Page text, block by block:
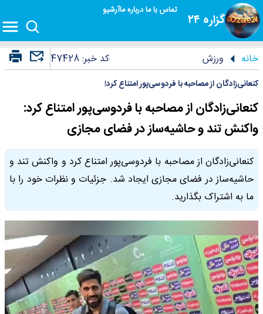
گزاره ۲۴
تماس با مادرباره ماآرشیو
خانه ورزش کد خبر:47428
کنعانی‌زادگان از مصاحبه با فردوسی‌پور امتناع کرد!
کنعانی‌زادگان از مصاحبه با فردوسی‌پور امتناع کرد:
واکنش تند و حاشیه‌ساز در فضای مجازی
کنعانی‌زادگان از مصاحبه با فردوسی‌پور امتناع کرد و واکنش تند و
حاشیه‌ساز در فضای مجازی ایجاد شد. جزئیات و نظرات خود را با
ما به اشتراک بگذارید.